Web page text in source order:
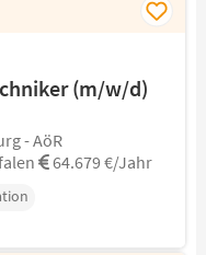
(m/w/d)
- AöR
64.679 €/Jahr